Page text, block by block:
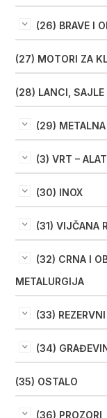
(26) BRAVE I
(27) MOTORI ZA
(28) LANCI, SAJLE
(29)
(3) VRT –
(30) INOX
(31) VIJČANA
(32) CRNA I
METALURGIJA
(33)
(34)
(35) OSTALO
(36) PROZORI